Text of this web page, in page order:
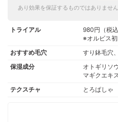
あり効果を保証するものではありません
トライアル
980円（税込
※オルビス
おすすめ毛穴
すり鉢毛穴
保湿成分
オトギリソ
マギクエキ
テクスチャ
とろぱしゃ